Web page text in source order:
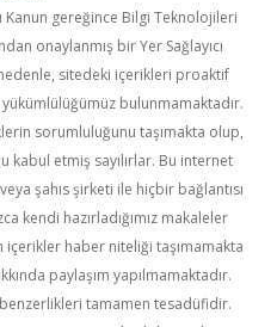
Kanun gereğince Bilgi Teknolojileri
onaylanmış bir Yer Sağlayıcı
sitedeki içerikleri proaktif
bulunmamaktadır.
sorumluluğunu taşımakta olup,
kabul etmiş sayılırlar. Bu internet
şahıs şirketi ile hiçbir bağlantısı
kendi hazırladığımız makaleler
içerikler haber niteliği taşımamakta
paylaşım yapılmamaktadır.
tamamen tesadüfidir.